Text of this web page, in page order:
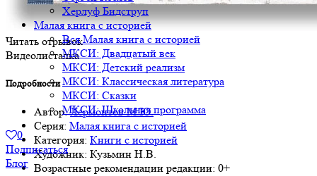
Херлуф Бидструп
Малая книга с историей
Вся Малая книга с историей
МКСИ: Двадцатый век
МКСИ: Детский реализм
МКСИ: Классическая литература
МКСИ: Сказки
МКСИ: Школьная программа
0
Подписаться
Блог
Читать отрывок
Видеолисталка
Подробности
Автор: Лермонтов М.Ю.
Серия: Малая книга с историей
Категория: Книги с историей
Художник: Кузьмин Н.В.
Возрастные рекомендации редакции: 0+